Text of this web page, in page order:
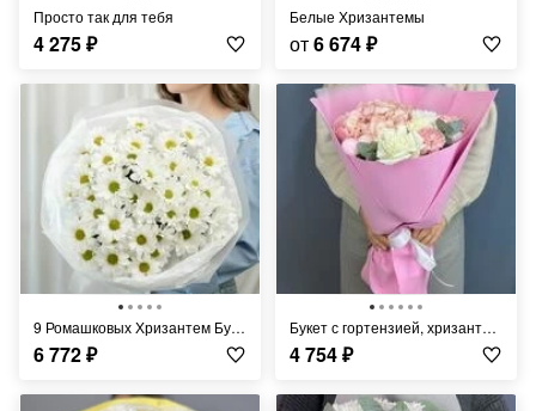
Просто так для тебя
4 275₽
Белые Хризантемы
от6 674₽
9 Ромашковых Хризантем Букет
6 772₽
Букет с гортензией, хризантемой, гвоздиками и розой
4 754₽